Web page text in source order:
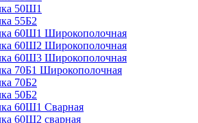
50Ш1
55Б2
60Ш1 Широкополочная
60Ш2 Широкополочная
60Ш3 Широкополочная
70Б1 Широкополочная
70Б2
50Б2
60Ш1 Сварная
60Ш2 сварная